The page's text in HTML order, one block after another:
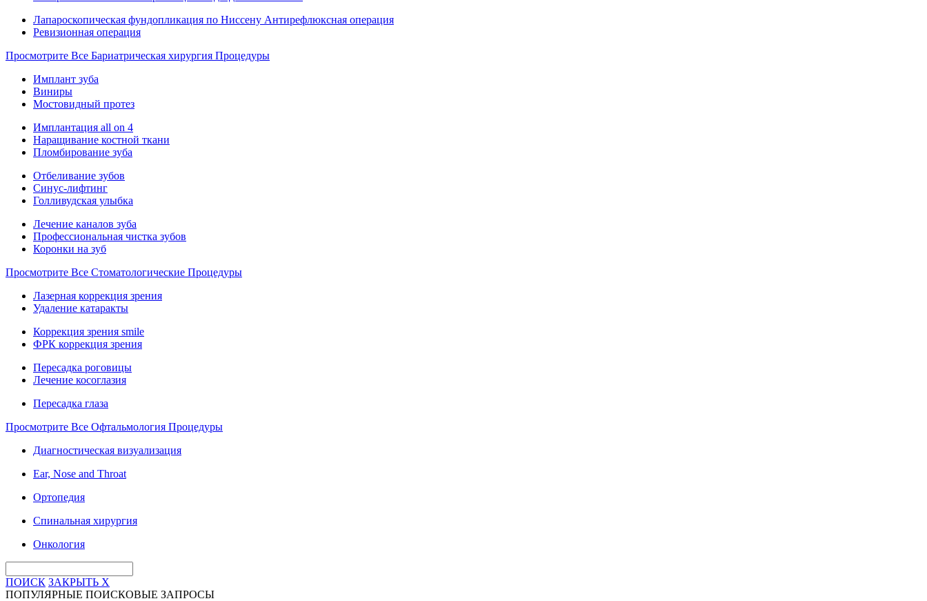
Лапароскопическая фундопликация по Ниссену Антирефлюксная операция
Ревизионная операция
Просмотрите Все Бариатрическая хирургия Процедуры
Имплант зуба
Виниры
Мостовидный протез
Имплантация all on 4
Наращивание костной ткани
Пломбирование зуба
Отбеливание зубов
Синус-лифтинг
Голливудская улыбка
Лечение каналов зуба
Профессиональная чистка зубов
Коронки на зуб
Просмотрите Все Стоматологические Процедуры
Лазерная коррекция зрения
Удаление катаракты
Коррекция зрения smile
ФРК коррекция зрения
Пересадка роговицы
Лечение косоглазия
Пересадка глаза
Просмотрите Все Офтальмология Процедуры
Диагностическая визуализация
Ear, Nose and Throat
Ортопедия
Спинальная хирургия
Онкология
ПОИСК ЗАКРЫТЬ X
ПОПУЛЯРНЫЕ ПОИСКОВЫЕ ЗАПРОСЫ